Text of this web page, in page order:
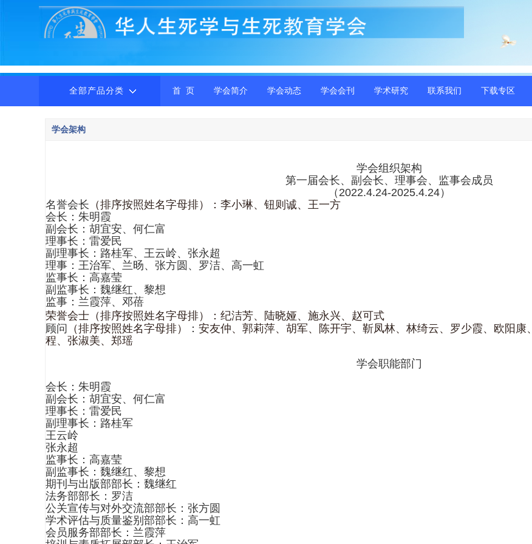
全部产品分类 首 页 学会简介 学会动态 学会会刊 学术研究 联系我们 下载专区
学会架构
学会组织架构
第一届会长、副会长、理事会、监事会成员
（2022.4.24-2025.4.24）
名誉会长 （排序按照姓名字母排） ： 李小琳、 钮则诚、 王一方
会长：朱明霞
副会长：胡宜安、何仁富
理事长：雷爱民
副理事长：路桂军、王云岭、张永超
理事：王治军、兰旸、张方圆、罗洁、高一虹
监事长：高嘉莹
副监事长：魏继红、黎想
监事：兰霞萍、邓蓓
荣誉会士 （排序按照姓名字母排） ：纪洁芳、陆晓娅、施永兴、 赵可式
顾问
（排序按照姓名字母排） ： 安友仲、 郭莉萍、 胡军、 陈开宇、 靳凤林、 林绮云、 罗少霞、 欧阳康、
程、 张淑美、 郑瑶
学会职能部门
会长：朱明霞
副会长：胡宜安、何仁富
理事长：雷爱民
副理事长：路桂军
王云岭
张永超
监事长：高嘉莹
副监事长：魏继红、黎想
期刊与出版部部长：魏继红
法务部部长：罗洁
公关宣传与对外交流部部长：张方圆
学术评估与质量鉴别部部长：高一虹
会员服务部部长：兰霞萍